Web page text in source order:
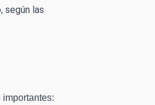
según las